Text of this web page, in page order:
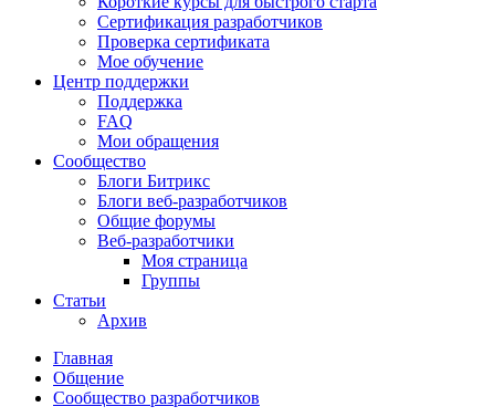
Сертификация разработчиков
Проверка сертификата
Мое обучение
Центр поддержки
Поддержка
FAQ
Мои обращения
Сообщество
Блоги Битрикс
Блоги веб-разработчиков
Общие форумы
Веб-разработчики
Моя страница
Группы
Статьи
Архив
Главная
Общение
Сообщество разработчиков